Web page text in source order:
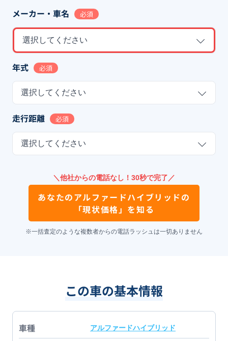
メーカー・車名 必須
選択してください
年式 必須
選択してください
走行距離 必須
選択してください
＼他社からの電話なし！30秒で完了／
あなたのアルファードハイブリッドの
「現状価格」を知る
※一括査定のような複数者からの電話ラッシュは一切ありません
この車の基本情報
車種 アルファードハイブリッド